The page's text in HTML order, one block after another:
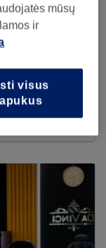
mūsų
ir
visus